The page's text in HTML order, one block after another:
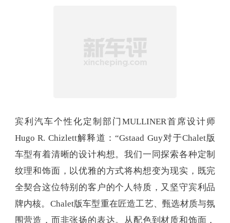
宾利汽车个性化定制部门MULLINER首席设计师
Hugo R. Chizlett解释道：“Gstaad Guy对于Chalet版
车型有着清晰的设计构想。我们一同探索各种定制
纹理和饰面，以优雅的方式将构想变为现实，既完
全契合这位特别的客户的个人特质，又坚守宾利品
牌内核。Chalet版车型重在匠造工艺、甄选材质与氛
围营造，而非张扬的表达。从配色到材质和饰面，